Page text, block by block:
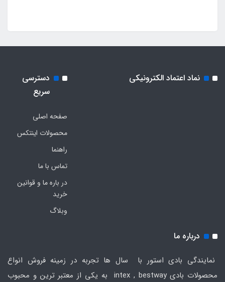
نماد اعتماد الکترونیکی
دسترسی
سریع
صفحه اصلی
محصولات اینتکس
راهنما
تماس با ما
در باره ما و قوانین
خرید
وبلاگ
درباره ما
نمایندگی بادی استور با سال ها تجربه در زمینه فروش انواع
محصولات بادی intex , bestway به یکی از معتبر ترین و محبوب